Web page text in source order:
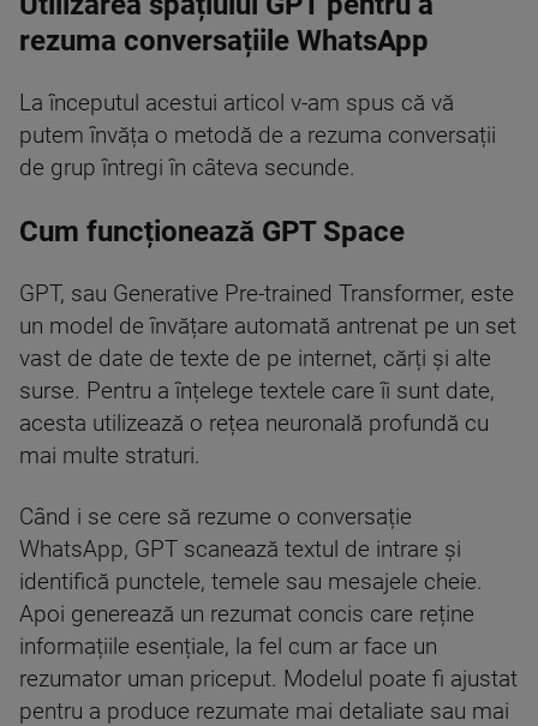
rezuma conversațiile WhatsApp
La începutul acestui articol v-am spus că vă
putem învăța o metodă de a rezuma conversații
de grup întregi în câteva secunde.
Cum funcționează GPT Space
GPT, sau Generative Pre-trained Transformer, este
un model de învățare automată antrenat pe un set
vast de date de texte de pe internet, cărți și alte
surse. Pentru a înțelege textele care îi sunt date,
acesta utilizează o rețea neuronală profundă cu
mai multe straturi.
Când i se cere să rezume o conversație
WhatsApp, GPT scanează textul de intrare și
identifică punctele, temele sau mesajele cheie.
Apoi generează un rezumat concis care reține
informațiile esențiale, la fel cum ar face un
rezumator uman priceput. Modelul poate fi ajustat
pentru a produce rezumate mai detaliate sau mai